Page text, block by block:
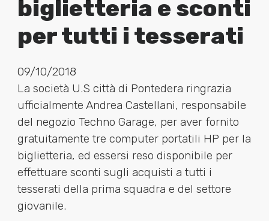
biglietteria e sconti
per tutti i tesserati
09/10/2018
La società U.S città di Pontedera ringrazia
ufficialmente Andrea Castellani, responsabile
del negozio Techno Garage, per aver fornito
gratuitamente tre computer portatili HP per la
biglietteria, ed essersi reso disponibile per
effettuare sconti sugli acquisti a tutti i
tesserati della prima squadra e del settore
giovanile.